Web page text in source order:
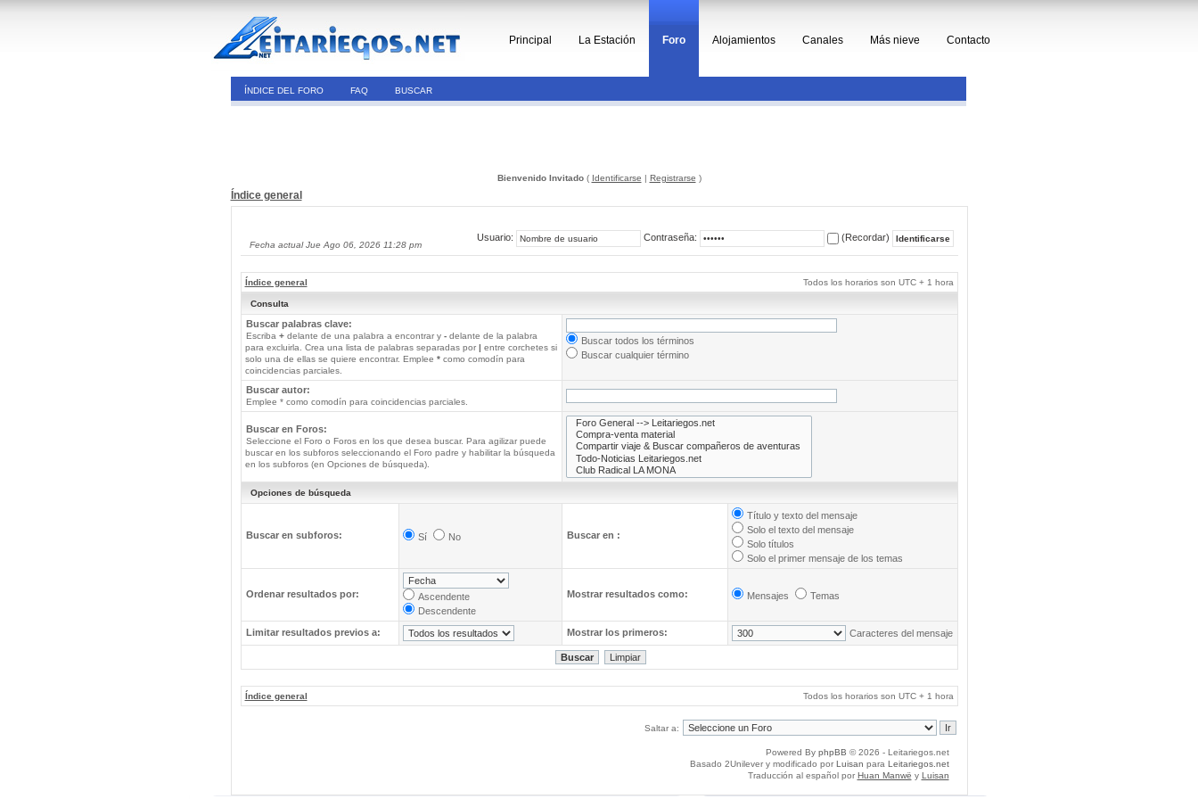
Principal La Estación Foro Alojamientos Canales Más nieve Contacto
ÍNDICE DEL FORO FAQ BUSCAR
Bienvenido Invitado( Identificarse | Registrarse )
Índice general
Fecha actual Jue Ago 06, 2026 11:28 pm
Usuario: Contraseña: (Recordar)
Índice general Todos los horarios son UTC + 1 hora
Consulta
Buscar palabras clave:
Escriba +delante de una palabra a encontrar y -delante de la palabra
para excluirla. Crea una lista de palabras separadas por | entre corchetes si
solo una de ellas se quiere encontrar. Emplee *como comodín para
coincidencias parciales.
Buscar todos los términos
Buscar cualquier término
Buscar autor:
Emplee * como comodín para coincidencias parciales.
Buscar en Foros:
Seleccione el Foro o Foros en los que desea buscar. Para agilizar puede
buscar en los subforos seleccionando el Foro padre y habilitar la búsqueda
en los subforos (en Opciones de búsqueda).
Opciones de búsqueda
Buscar en subforos: Sí No Buscar en :
Título y texto del mensaje
Solo el texto del mensaje
Solo títulos
Solo el primer mensaje de los temas
Ordenar resultados por:
Ascendente
Descendente
Mostrar resultados como: Mensajes Temas
Limitar resultados previos a: Mostrar los primeros: Caracteres del mensaje
Índice general Todos los horarios son UTC + 1 hora
Saltar a:
Powered By phpBB © 2026 - Leitariegos.net
Basado 2Unilever y modificado por Luisan para Leitariegos.net
Traducción al español por Huan Manwë y Luisan